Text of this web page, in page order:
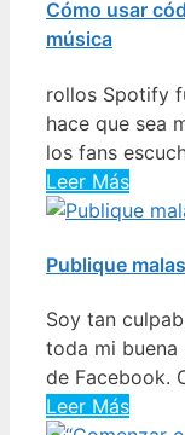
Cómo usar
música
rollos Spotify
hace que sea
los fans
Leer Más
Publique
Soy tan
toda mi buena
de Facebook.
Leer Más